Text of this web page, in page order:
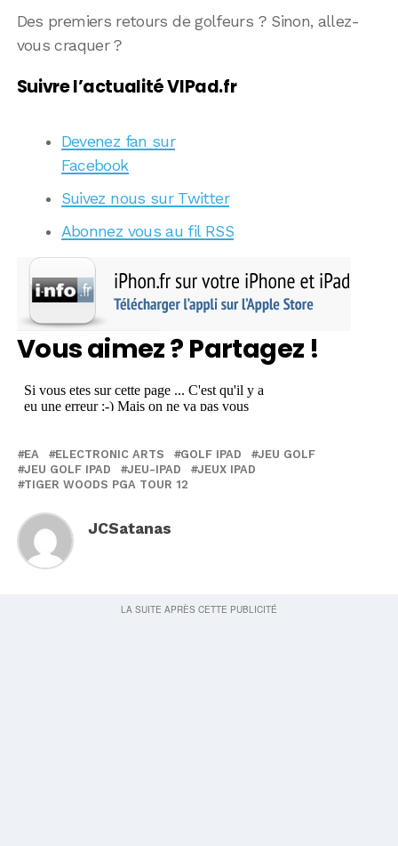
Des premiers retours de golfeurs ? Sinon, allez-
vous craquer ?
Suivre l’actualité VIPad.fr
Devenez fan sur
Facebook
Suivez nous sur Twitter
Abonnez vous au fil RSS
Vous aimez ? Partagez !
EA ELECTRONIC ARTS GOLF IPAD
JEU GOLF
JEU GOLF IPAD
JEU-IPAD
JEUX IPAD
TIGER WOODS PGA TOUR 12
JCSatanas